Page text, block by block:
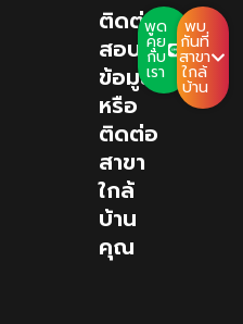
ติดต่อ
สอบถาม
ข้อมูล
หรือ
ติดต่อ
สาขา
ใกล้
บ้าน
คุณ
พูด
คุย
กับ
เรา
พบ
กันที่
สาขา
ใกล้
บ้าน